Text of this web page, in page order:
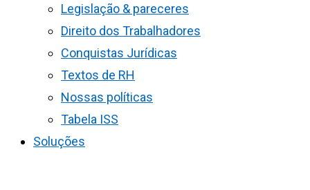
Legislação & pareceres
Direito dos Trabalhadores
Conquistas Jurídicas
Textos de RH
Nossas políticas
Tabela ISS
Soluções